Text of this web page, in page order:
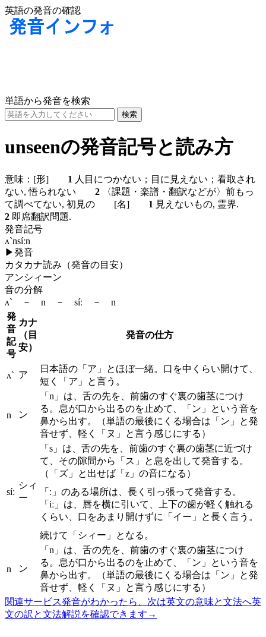
英語の発音の確認
単語から発音を検索
unseenの発音記号と読み方
意味： [形] 1 人目につかない；目に見えない；看取され
ない, 悟られない 2 〈課題・楽譜・翻訳などが〉前もっ
て調べてない, 初見の [名] 1 見えないもの, 霊界.
2 即席翻訳問題.
発音記号
ʌ`nsíːn
▶発音
カタカナ読み（発音の目安）
アンシィーン
音の分解
ʌ` － n － síː － n
発
音
記
号
カナ
（目
安）
発音の仕方
ʌ` ア
日本語の「ア」とほぼ一緒。口を中くらい開けて、
短く「ア」と言う。
n ン
「n」は、舌の先を、前歯のすぐ裏の歯茎につけ
る。息が口から出るのを止めて、「ン」という音を
鼻から出す。（単語の最後にくる場合は「ン」と発
音せず、軽く「ヌ」と言う感じにする）
síː
シィ
ー
「s」は、舌の先を、前歯のすぐ裏の歯茎に近づけ
て、その隙間から「ス」と息を出して発音する。
（「ズ」と出せば「z」の音になる）
「ː」のある場所は、長く引っ張って発音する。
「iː」は、唇を横に引いて、上下の歯が軽く触れる
くらい、口をあまり開けずに「イー」と長く言う。
続けて「シィー」となる。
n ン
「n」は、舌の先を、前歯のすぐ裏の歯茎につけ
る。息が口から出るのを止めて、「ン」という音を
鼻から出す。（単語の最後にくる場合は「ン」と発
音せず、軽く「ヌ」と言う感じにする）
関連サービス発音がわかったら、次は英文の意味と文法へ英
文の訳と文法解説を確認できます →